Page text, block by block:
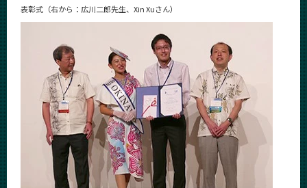
表彰式（右から：広川二郎先生、Xin Xuさん）